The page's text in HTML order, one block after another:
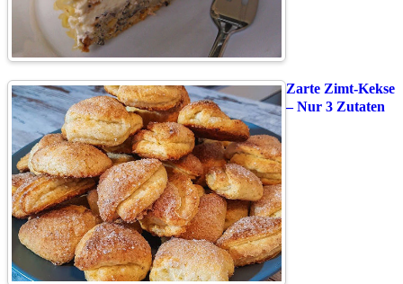
Zarte Zimt-Kekse
– Nur 3 Zutaten